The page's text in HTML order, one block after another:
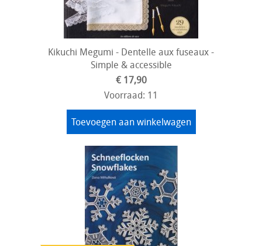
Kikuchi Megumi - Dentelle aux fuseaux -
Simple & accessible
€ 17,90
Voorraad: 11
Toevoegen aan winkelwagen